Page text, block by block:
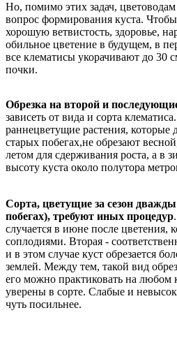
Но, помимо этих задач,
вопрос формирования куста.
хорошую ветвистость, здоровье,
обильное цветение в будущем, в
все клематисы укорачивают до 30
почки.
Обрезка на второй и
зависеть от вида и сорта
раннецветущие растения, которые
старых побегах,не обрезают
летом для сдерживания роста, а в
высоту куста около полутора
Сорта, цветущие за сезон
побегах), требуют иных процедур
случается в июне после цветения,
соплодиями. Вторая -
и в этом случае куст обрезается
землей. Между тем, такой вид
его можно практиковать на любом
уверены в сорте. Слабые и
чуть посильнее.